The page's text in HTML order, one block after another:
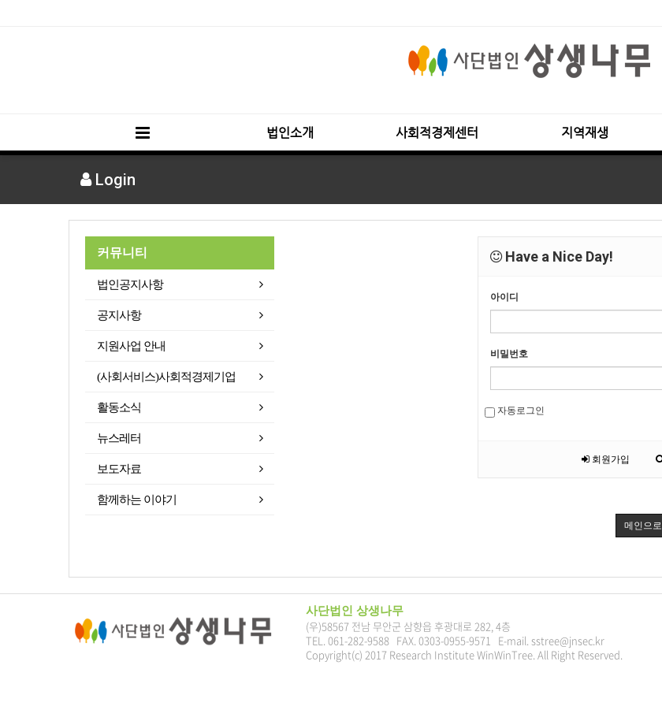
법인소개 사회적경제센터 지역재생
Login
Have a Nice Day!
아이디
비밀번호
자동로그인
회원가입
메인으로
커뮤니티
법인공지사항
공지사항
지원사업 안내
(사회서비스)사회적경제기업
활동소식
뉴스레터
보도자료
함께하는 이야기
사단법인 상생나무
(우)58567 전남 무안군 삼향읍 후광대로 282, 4층
TEL. 061-282-9588 FAX. 0303-0955-9571 E-mail. sstree@jnsec.kr
Copyright(c) 2017 Research Institute WinWinTree. All Right Reserved.